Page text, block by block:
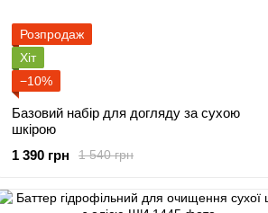
Розпродаж
Хіт
−10%
Базовий набір для догляду за сухою
шкірою
1 540 грн
1 390 грн